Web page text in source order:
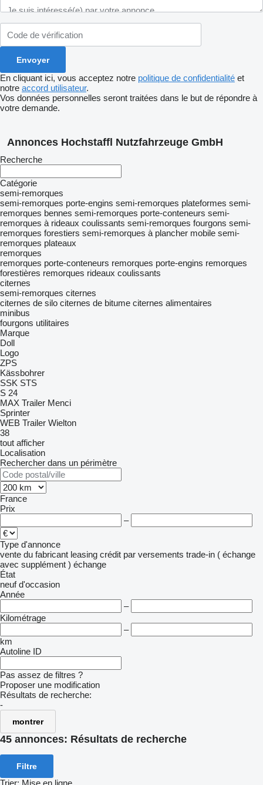
En cliquant ici, vous acceptez notre politique de confidentialité et
notre accord utilisateur.
Vos données personnelles seront traitées dans le but de répondre à
votre demande.
Annonces Hochstaffl Nutzfahrzeuge GmbH
Recherche
Catégorie
semi-remorques
semi-remorques porte-engins semi-remorques plateformes semi-
remorques bennes semi-remorques porte-conteneurs semi-
remorques à rideaux coulissants semi-remorques fourgons semi-
remorques forestiers semi-remorques à plancher mobile semi-
remorques plateaux
remorques
remorques porte-conteneurs remorques porte-engins remorques
forestières remorques rideaux coulissants
citernes
semi-remorques citernes
citernes de silo citernes de bitume citernes alimentaires
minibus
fourgons utilitaires
Marque
Doll
Logo
ZPS
Kässbohrer
SSK STS
S 24
MAX Trailer Menci
Sprinter
WEB Trailer Wielton
38
tout afficher
Localisation
Rechercher dans un périmètre
France
Prix
–
Type d'annonce
vente du fabricant leasing crédit par versements trade-in ( échange
avec supplément ) échange
État
neuf d'occasion
Année
–
Kilométrage
–
km
Autoline ID
Pas assez de filtres ?
Proposer une modification
Résultats de recherche:
-
montrer
45 annonces: Résultats de recherche
Filtre
Trier: Mise en ligne